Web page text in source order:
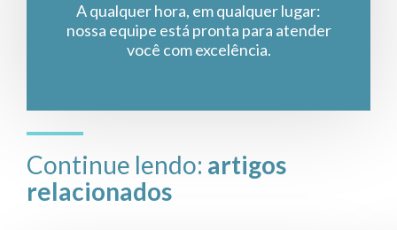
A qualquer hora, em qualquer lugar:
nossa equipe está pronta para atender
você com excelência.
Continue lendo: artigos
relacionados